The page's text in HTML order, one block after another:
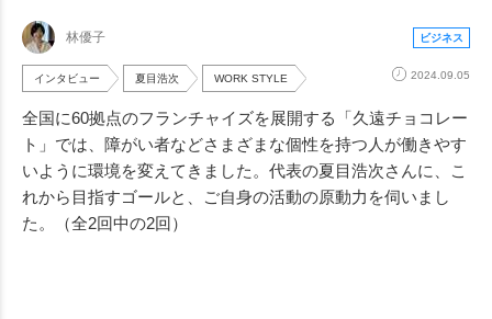
林優子 ビジネス
インタビュー 夏目浩次 WORK STYLE 2024.09.05
全国に60拠点のフランチャイズを展開する「久遠チョコレー
ト」では、障がい者などさまざまな個性を持つ人が働きやす
いように環境を変えてきました。代表の夏目浩次さんに、こ
れから目指すゴールと、ご自身の活動の原動力を伺いまし
た。（全2回中の2回）